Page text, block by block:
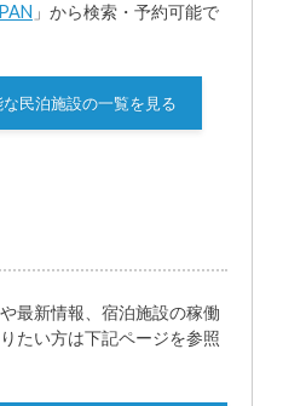
」から検索・予約可能で
民泊施設の一覧を見る
最新情報、宿泊施設の稼働
たい方は下記ページを参照